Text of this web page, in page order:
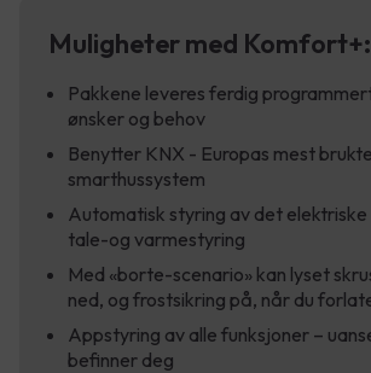
Muligheter med Komfort+:
Pakkene leveres ferdig
ønsker og behov
Benytter KNX - Europas mest brukte
smarthussystem
Automatisk styring av det elektriske
tale-og varmestyring
Med «borte-scenario» kan lyset
ned, og frostsikring på, når du
Appstyring av alle funksjoner –
befinner deg